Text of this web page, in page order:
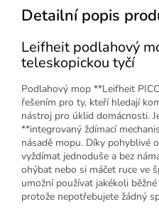
Detailní popis
Leifheit podlahový
teleskopickou tyčí
Podlahový mop **Leifheit
řešením pro ty, kteří hledají
nástroj pro úklid domácnosti.
**integrovaný ždímací
násadě mopu. Díky pohyblivé
vyždímat jednoduše a bez
ohýbat nebo si máčet ruce ve
umožní používat jakékoli
protože nepotřebujete žádný